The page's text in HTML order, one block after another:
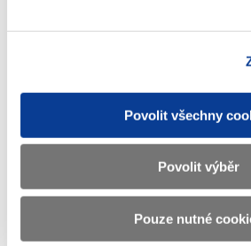
Povolit všechny
Povolit výběr
Pouze nutné
Stáhnout vše